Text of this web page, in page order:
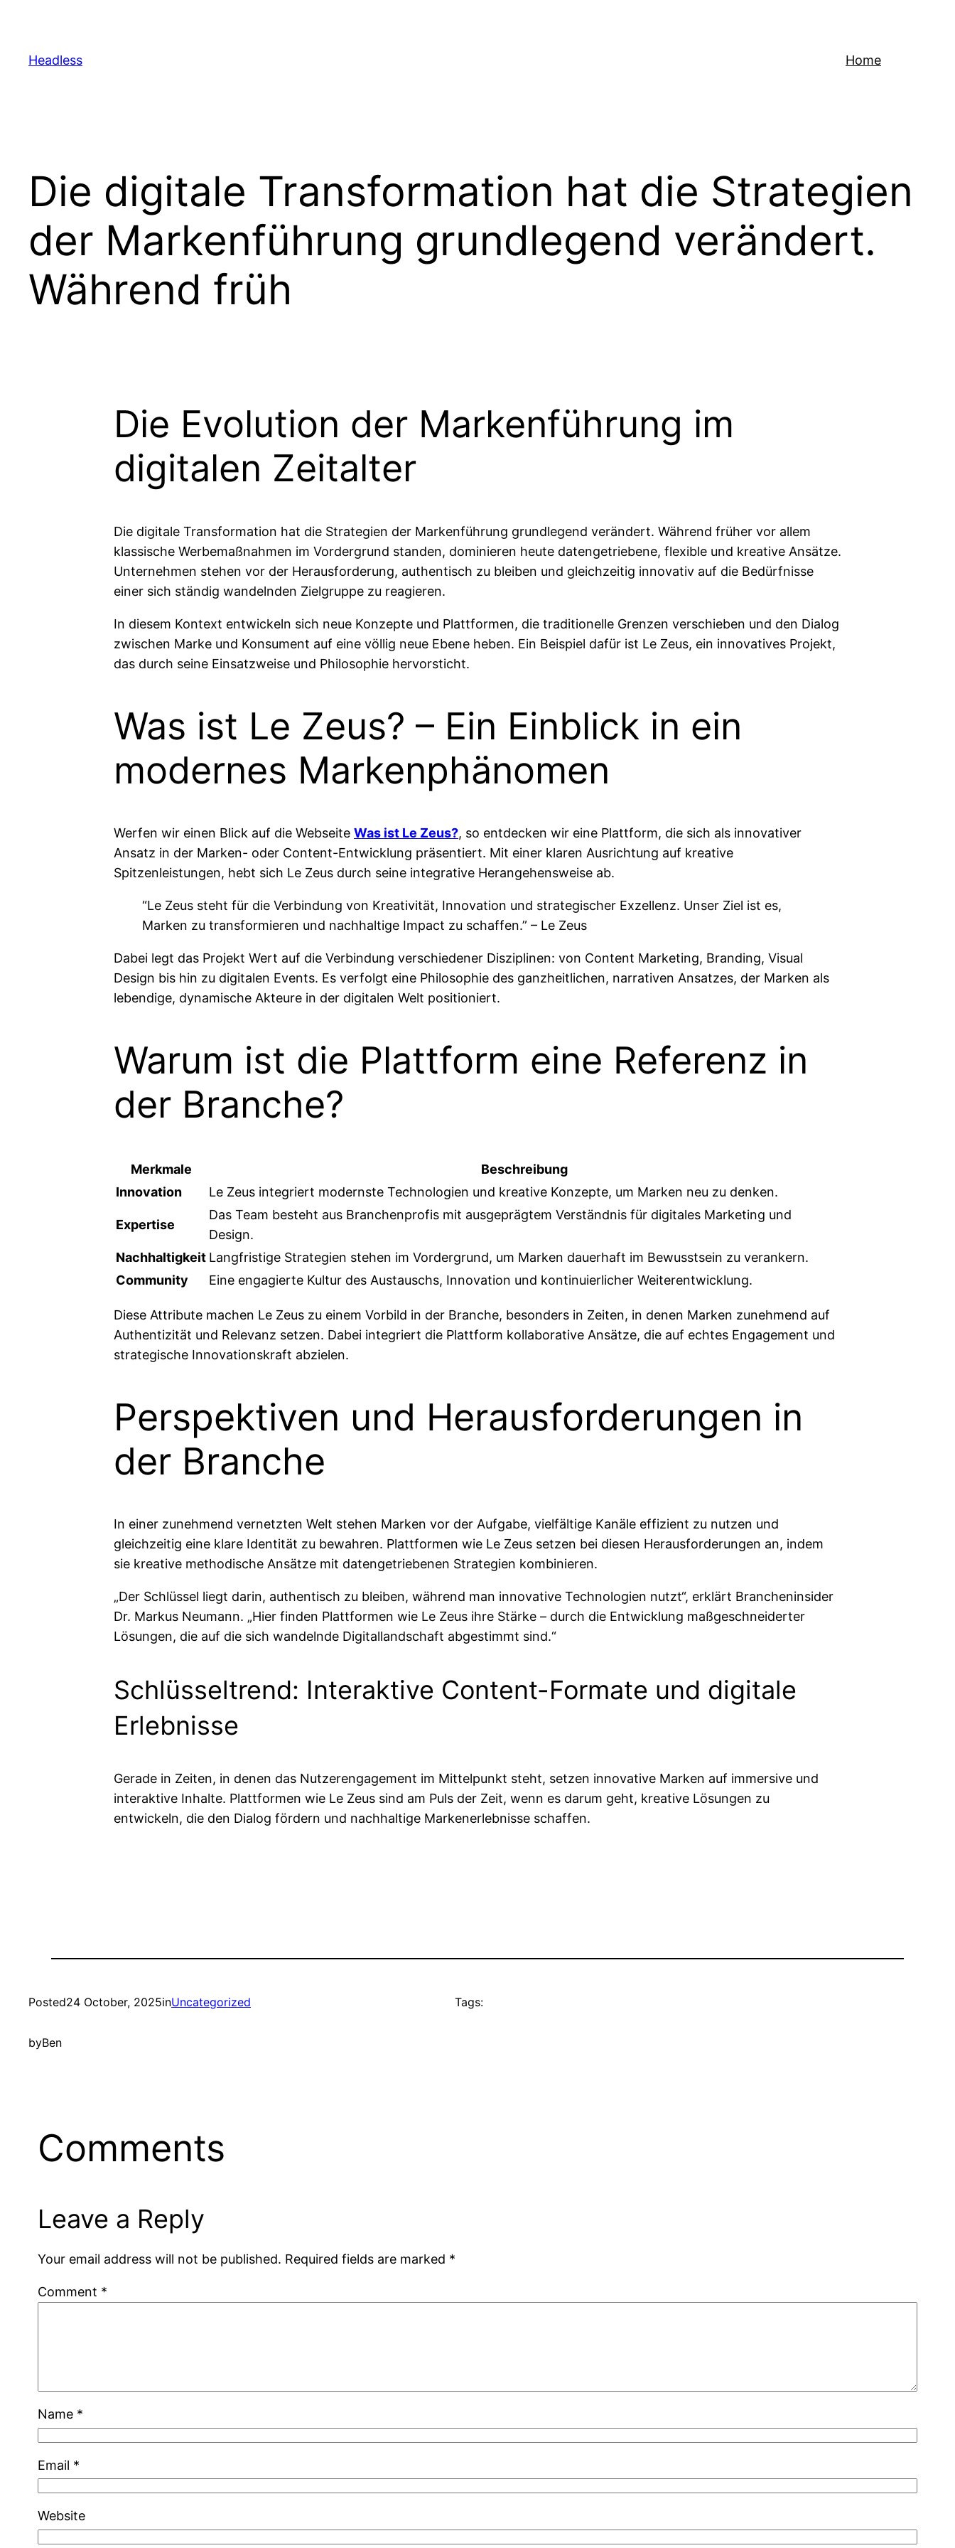
content
Headless Home
Die digitale Transformation hat die Strategien
der Markenführung grundlegend verändert.
Während früh
Die Evolution der Markenführung im
digitalen Zeitalter
Die digitale Transformation hat die Strategien der Markenführung grundlegend verändert. Während früher vor allem
klassische Werbemaßnahmen im Vordergrund standen, dominieren heute datengetriebene, flexible und kreative Ansätze.
Unternehmen stehen vor der Herausforderung, authentisch zu bleiben und gleichzeitig innovativ auf die Bedürfnisse
einer sich ständig wandelnden Zielgruppe zu reagieren.
In diesem Kontext entwickeln sich neue Konzepte und Plattformen, die traditionelle Grenzen verschieben und den Dialog
zwischen Marke und Konsument auf eine völlig neue Ebene heben. Ein Beispiel dafür ist Le Zeus, ein innovatives Projekt,
das durch seine Einsatzweise und Philosophie hervorsticht.
Was ist Le Zeus? – Ein Einblick in ein
modernes Markenphänomen
Werfen wir einen Blick auf die Webseite Was ist Le Zeus?, so entdecken wir eine Plattform, die sich als innovativer
Ansatz in der Marken- oder Content-Entwicklung präsentiert. Mit einer klaren Ausrichtung auf kreative
Spitzenleistungen, hebt sich Le Zeus durch seine integrative Herangehensweise ab.
“Le Zeus steht für die Verbindung von Kreativität, Innovation und strategischer Exzellenz. Unser Ziel ist es,
Marken zu transformieren und nachhaltige Impact zu schaffen.” – Le Zeus
Dabei legt das Projekt Wert auf die Verbindung verschiedener Disziplinen: von Content Marketing, Branding, Visual
Design bis hin zu digitalen Events. Es verfolgt eine Philosophie des ganzheitlichen, narrativen Ansatzes, der Marken als
lebendige, dynamische Akteure in der digitalen Welt positioniert.
Warum ist die Plattform eine Referenz in
der Branche?
Merkmale
Beschreibung
Innovation
Le Zeus integriert modernste Technologien und kreative Konzepte, um Marken neu zu denken.
Expertise
Das Team besteht aus Branchenprofis mit ausgeprägtem Verständnis für digitales Marketing und
Design.
Nachhaltigkeit Langfristige Strategien stehen im Vordergrund, um Marken dauerhaft im Bewusstsein zu verankern.
Community
Eine engagierte Kultur des Austauschs, Innovation und kontinuierlicher Weiterentwicklung.
Diese Attribute machen Le Zeus zu einem Vorbild in der Branche, besonders in Zeiten, in denen Marken zunehmend auf
Authentizität und Relevanz setzen. Dabei integriert die Plattform kollaborative Ansätze, die auf echtes Engagement und
strategische Innovationskraft abzielen.
Perspektiven und Herausforderungen in
der Branche
In einer zunehmend vernetzten Welt stehen Marken vor der Aufgabe, vielfältige Kanäle effizient zu nutzen und
gleichzeitig eine klare Identität zu bewahren. Plattformen wie Le Zeus setzen bei diesen Herausforderungen an, indem
sie kreative methodische Ansätze mit datengetriebenen Strategien kombinieren.
„Der Schlüssel liegt darin, authentisch zu bleiben, während man innovative Technologien nutzt“, erklärt Brancheninsider
Dr. Markus Neumann. „Hier finden Plattformen wie Le Zeus ihre Stärke – durch die Entwicklung maßgeschneiderter
Lösungen, die auf die sich wandelnde Digitallandschaft abgestimmt sind.“
Schlüsseltrend: Interaktive Content-Formate und digitale
Erlebnisse
Gerade in Zeiten, in denen das Nutzerengagement im Mittelpunkt steht, setzen innovative Marken auf immersive und
interaktive Inhalte. Plattformen wie Le Zeus sind am Puls der Zeit, wenn es darum geht, kreative Lösungen zu
entwickeln, die den Dialog fördern und nachhaltige Markenerlebnisse schaffen.
Posted24 October, 2025inUncategorized
byBen
Tags:
Comments
Leave a Reply
Your email address will not be published. Required fields are marked *
Comment *
Name *
Email *
Website